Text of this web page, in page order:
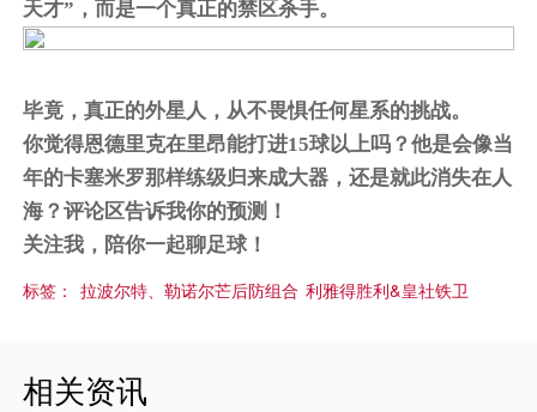
天才”，而是一个真正的禁区杀手。
毕竟，真正的外星人，从不畏惧任何星系的挑战。
你觉得恩德里克在里昂能打进15球以上吗？他是会像当
年的卡塞米罗那样练级归来成大器，还是就此消失在人
海？评论区告诉我你的预测！
关注我，陪你一起聊足球！
标签： 拉波尔特、勒诺尔芒后防组合 利雅得胜利&皇社铁卫
相关资讯